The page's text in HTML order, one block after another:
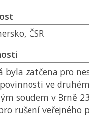
ČSR
byla zatčena pro
ve
soudem v Brně
rušení veřejného